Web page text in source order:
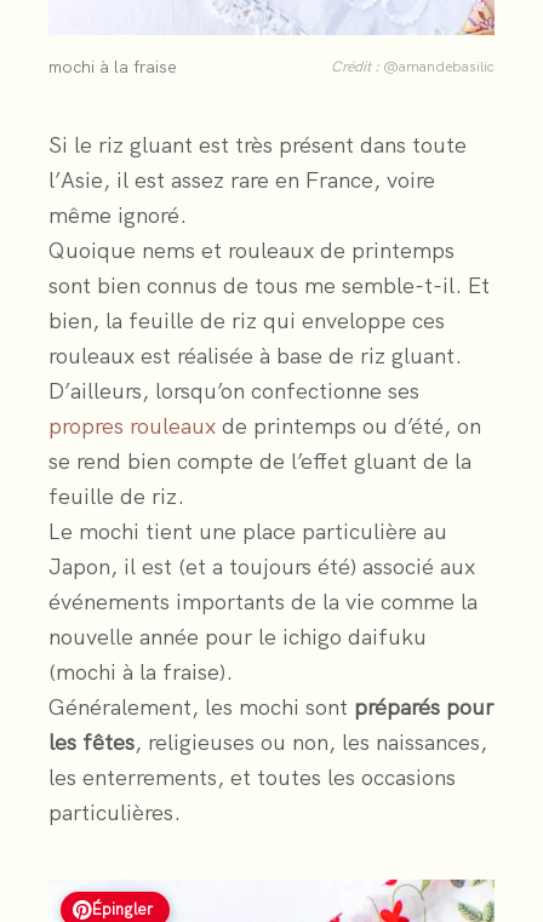
mochi à la fraise Crédit : @amandebasilic
Si le riz gluant est très présent dans toute
l’Asie, il est assez rare en France, voire
même ignoré.
Quoique nems et rouleaux de printemps
sont bien connus de tous me semble-t-il. Et
bien, la feuille de riz qui enveloppe ces
rouleaux est réalisée à base de riz gluant.
D’ailleurs, lorsqu’on confectionne ses
propres rouleaux de printemps ou d’été, on
se rend bien compte de l’effet gluant de la
feuille de riz.
Le mochi tient une place particulière au
Japon, il est (et a toujours été) associé aux
événements importants de la vie comme la
nouvelle année pour le ichigo daifuku
(mochi à la fraise).
Généralement, les mochi sont préparés pour
les fêtes, religieuses ou non, les naissances,
les enterrements, et toutes les occasions
particulières.
Épingler